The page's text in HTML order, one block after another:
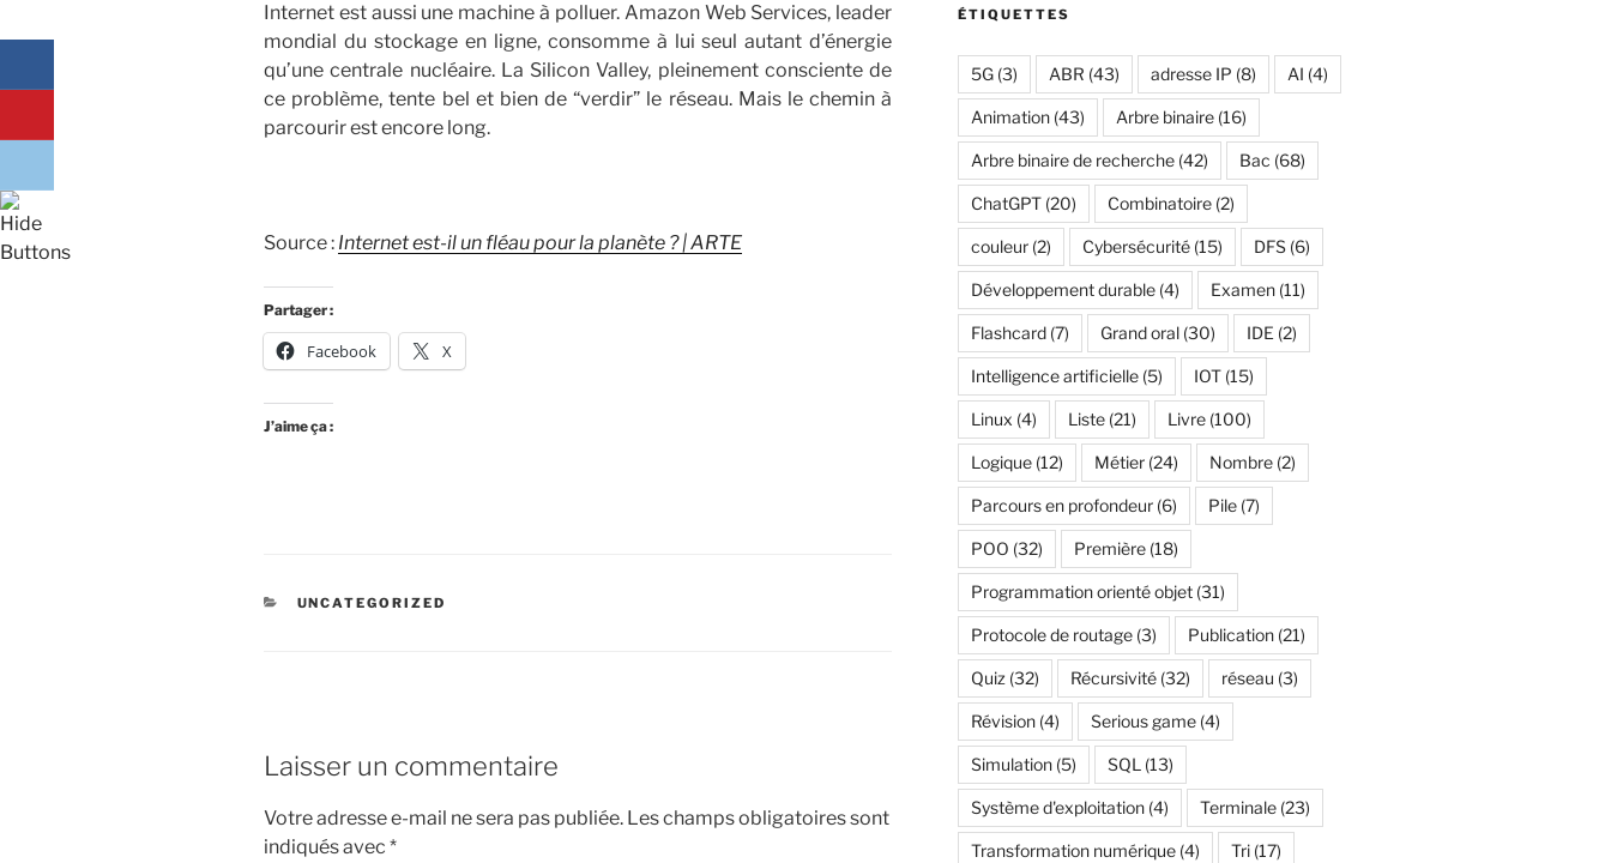
Internet est aussi une machine à polluer. Amazon Web Services, leader
mondial du stockage en ligne, consomme à lui seul autant d’énergie
qu’une centrale nucléaire. La Silicon Valley, pleinement consciente de
ce problème, tente bel et bien de “verdir” le réseau. Mais le chemin à
parcourir est encore long.
Source : Internet est-il un fléau pour la planète ? | ARTE
Partager :
Facebook X
J’aime ça :
CATÉGORIES
UNCATEGORIZED
Laisser un commentaire
Votre adresse e-mail ne sera pas publiée. Les champs obligatoires sont
indiqués avec *
ÉTIQUETTES
5G(3) ABR (43) adresse IP (8) AI (4)
Animation(43) Arbre binaire(16)
Arbre binaire de recherche(42) Bac (68)
ChatGPT(20) Combinatoire(2)
couleur(2) Cybersécurité(15) DFS(6)
Développement durable(4) Examen(11)
Flashcard(7) Grand oral(30) IDE (2)
Intelligence artificielle(5) IOT(15)
Linux (4) Liste(21) Livre(100)
Logique(12) Métier(24) Nombre(2)
Parcours en profondeur(6) Pile(7)
POO (32) Première(18)
Programmation orienté objet(31)
Protocole de routage(3) Publication(21)
Quiz (32) Récursivité(32) réseau (3)
Révision(4) Serious game(4)
Simulation(5) SQL (13)
Système d'exploitation(4) Terminale(23)
Transformation numérique(4) Tri(17)